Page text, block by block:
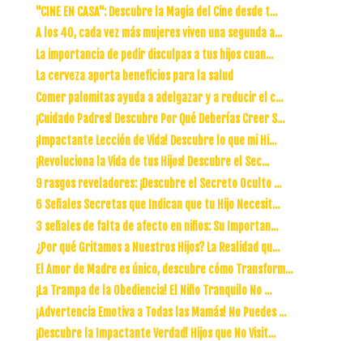
"CINE EN CASA": Descubre la Magia del Cine desde t...
A los 40, cada vez más mujeres viven una segunda a...
La importancia de pedir disculpas a tus hijos cuan...
La cerveza aporta beneficios para la salud
Comer palomitas ayuda a adelgazar y a reducir el c...
¡Cuidado Padres! Descubre Por Qué Deberías Creer S...
¡Impactante Lección de Vida! Descubre lo que mi Hi...
¡Revoluciona la Vida de tus Hijos! Descubre el Sec...
9 rasgos reveladores: ¡Descubre el Secreto Oculto ...
6 Señales Secretas que Indican que tu Hijo Necesit...
3 señales de falta de afecto en niños: Su Importan...
¿Por qué Gritamos a Nuestros Hijos? La Realidad qu...
El Amor de Madre es único, descubre cómo Transform...
¡La Trampa de la Obediencia! El Niño Tranquilo No ...
¡Advertencia Emotiva a Todas las Mamás! No Puedes ...
¡Descubre la Impactante Verdad! Hijos que No Visit...